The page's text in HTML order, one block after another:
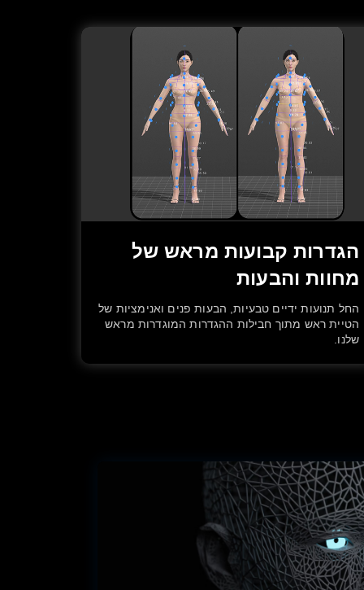
הגדרות קבועות מראש של
מחוות והבעות
החל תנועות ידיים טבעיות, הבעות פנים ואנימציות של
הטיית ראש מתוך חבילות ההגדרות המוגדרות מראש
שלנו.